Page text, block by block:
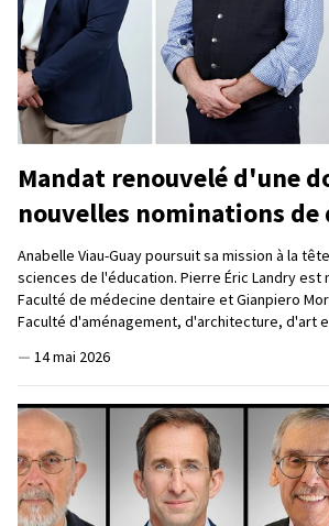
Mandat renouvelé d'une
nouvelles nominations de
Anabelle Viau-Guay poursuit sa mission à la
sciences de l'éducation. Pierre Éric Landry est
Faculté de médecine dentaire et Gianpiero
Faculté d'aménagement, d'architecture, d'art
— 14 mai 2026